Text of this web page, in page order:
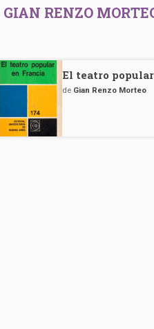
GIAN RENZO
El teatro
de Gian Renzo Morteo